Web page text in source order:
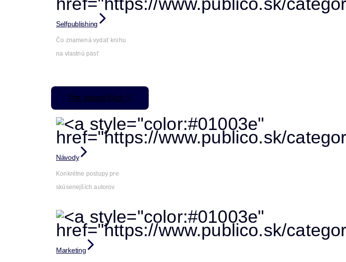
Selfpublishing
Čo znamená vydať knihu
na vlastnú päsť
Pre pokročilých
Návody
Konkrétne postupy pre
skúsenejších autorov
Marketing